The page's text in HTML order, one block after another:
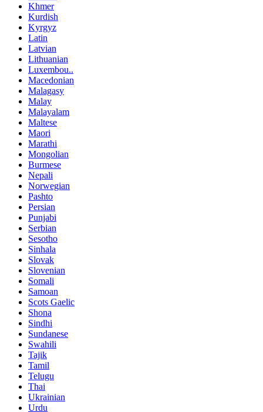
Khmer
Kurdish
Kyrgyz
Latin
Latvian
Lithuanian
Luxembou..
Macedonian
Malagasy
Malay
Malayalam
Maltese
Maori
Marathi
Mongolian
Burmese
Nepali
Norwegian
Pashto
Persian
Punjabi
Serbian
Sesotho
Sinhala
Slovak
Slovenian
Somali
Samoan
Scots Gaelic
Shona
Sindhi
Sundanese
Swahili
Tajik
Tamil
Telugu
Thai
Ukrainian
Urdu